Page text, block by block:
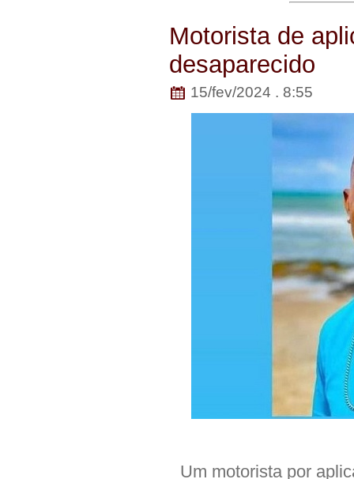
Motorista de
desaparecido
15/fev/2024 . 8:55
Um motorista por